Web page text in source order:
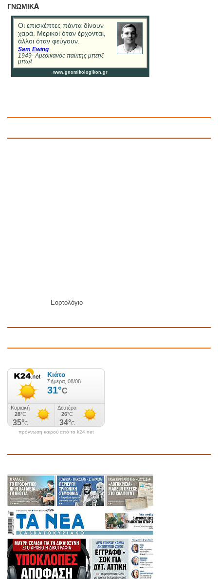
ΓΝΩΜΙΚA
Εορτολόγιο
πρόγνωση καιρού από το k24.net